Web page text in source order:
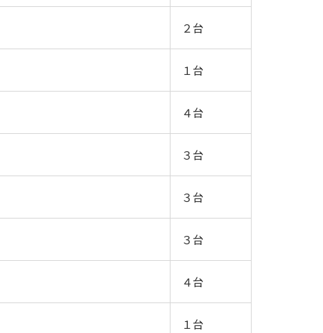
２台
１台
４台
３台
３台
３台
４台
１台